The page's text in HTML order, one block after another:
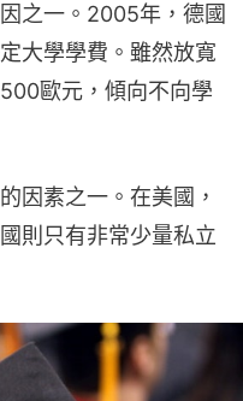
之一。2005年，德國
大學學費。雖然放寬
歐元，傾向不向學
因素之一。在美國，
則只有非常少量私立